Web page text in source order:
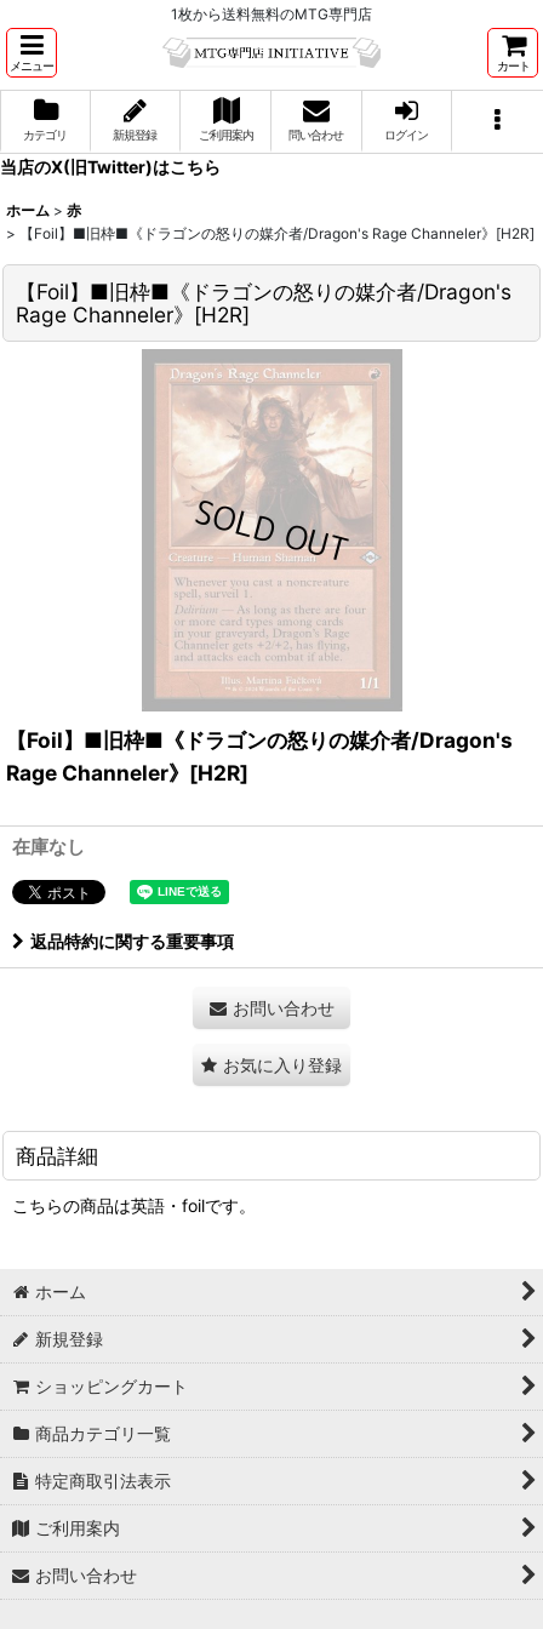
1枚から送料無料のMTG専門店
メニュー カート
カテゴリ 新規登録 ご利用案内 問い合わせ ログイン
当店のX(旧Twitter)はこちら
ホーム > 赤
>
【Foil】■旧枠■《ドラゴンの怒りの媒介者/Dragon's Rage Channeler》[H2R]
【Foil】■旧枠■《ドラゴンの怒りの媒介者/Dragon's
Rage Channeler》[H2R]
【Foil】■旧枠■《ドラゴンの怒りの媒介者/Dragon's
Rage Channeler》[H2R]
在庫なし
返品特約に関する重要事項
お問い合わせ
お気に入り登録
商品詳細
こちらの商品は英語・foilです。
ホーム
新規登録
ショッピングカート
商品カテゴリ一覧
特定商取引法表示
ご利用案内
お問い合わせ